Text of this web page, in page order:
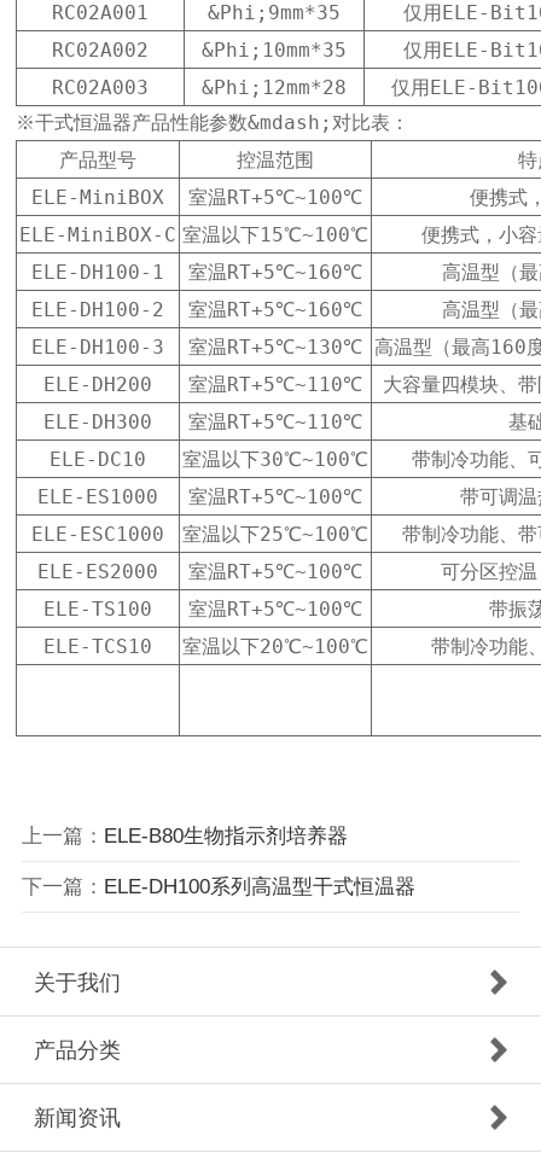
RC02A001
&Phi;9mm*35
仅用ELE-
RC02A002
&Phi;10mm*35
仅用ELE-
RC02A003
&Phi;12mm*28
仅用ELE-
※干式恒温器产品性能参数&mdash;对比表：
产品型号
控温范围
ELE-MiniBOX
室温RT+5℃~100℃
便携式
ELE-MiniBOX-C 室温以下15℃~100℃
便携式，小
ELE-DH100-1
室温RT+5℃~160℃
高温型（
ELE-DH100-2
室温RT+5℃~160℃
高温型（
ELE-DH100-3
室温RT+5℃~130℃ 高温型（最高160
ELE-DH200
室温RT+5℃~110℃
大容量四模块、
ELE-DH300
室温RT+5℃~110℃
基
ELE-DC10
室温以下30℃~100℃
带制冷功能、
ELE-ES1000
室温RT+5℃~100℃
带可调
ELE-ESC1000
室温以下25℃~100℃
带制冷功能、
ELE-ES2000
室温RT+5℃~100℃
可分区控
ELE-TS100
室温RT+5℃~100℃
带振
ELE-TCS10
室温以下20℃~100℃ 带制冷功能
上一篇： ELE-B80生物指示剂培养器
下一篇： ELE-DH100系列高温型干式恒温器
关于我们
产品分类
新闻资讯